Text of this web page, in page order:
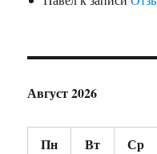
Август 2026
Пн Вт Ср